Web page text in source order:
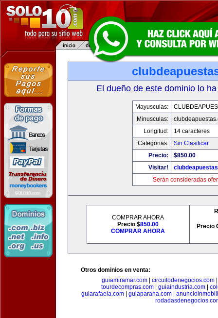
El dueño de este dominio lo
Mayusculas:
Minusculas:
Longitud:
14 caracteres
Categorias:
Sin Clasificar
Precio:
$850.00
Visitar!
Serán consideradas
COMPRAR AHORA
Precio $850.00
COMPRAR AHORA
Precio
Otros dominios en venta:
guiamiramar.com
circuitodenegocios.com
tourdecompras.com
guiaindustria.com
guiarafaela.com| guiaparana.com|